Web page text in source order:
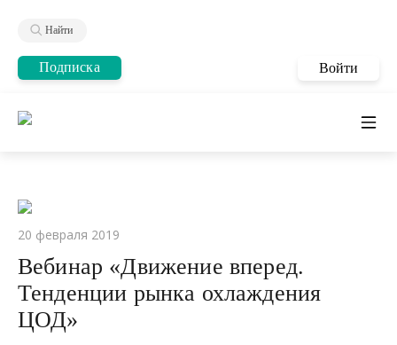
Найти
Подписка Войти
20 февраля 2019
Вебинар «Движение вперед.
Тенденции рынка охлаждения
ЦОД»